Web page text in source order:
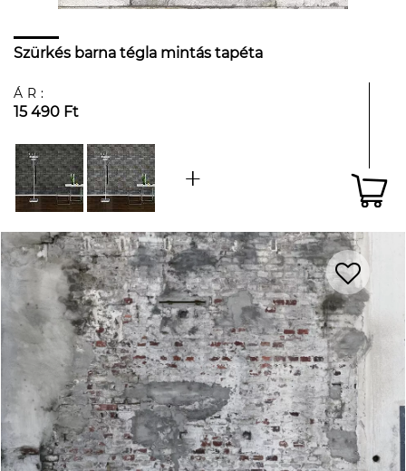
Szürkés barna tégla mintás tapéta
ÁR:
15 490 Ft